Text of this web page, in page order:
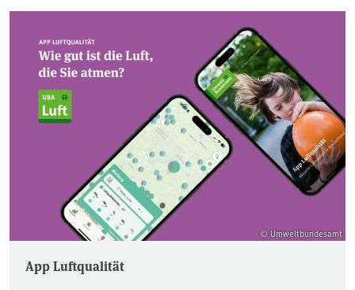
© Umweltbundesamt
App Luftqualität